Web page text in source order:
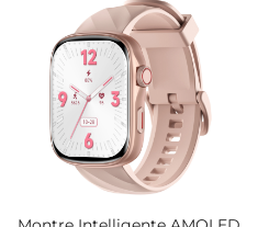
Métallique, Écran Rond
Complet Et Assistant Siri